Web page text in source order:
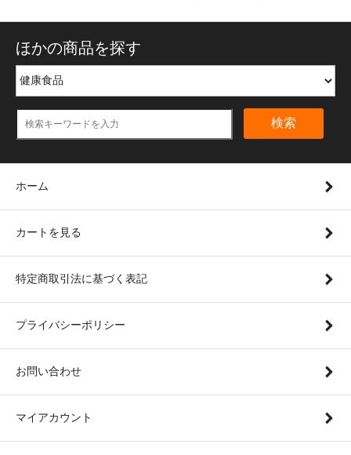
ほかの商品を探す
検索
ホーム
カートを見る
特定商取引法に基づく表記
プライバシーポリシー
お問い合わせ
マイアカウント